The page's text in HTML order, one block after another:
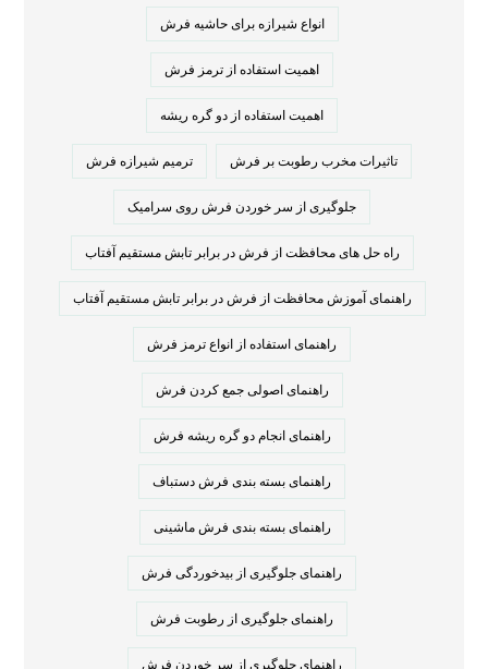
انواع شیرازه برای حاشیه فرش
اهمیت استفاده از ترمز فرش
اهمیت استفاده از دو گره ریشه
تاثیرات مخرب رطوبت بر فرش ترمیم شیرازه فرش
جلوگیری از سر خوردن فرش روی سرامیک
راه حل های محافظت از فرش در برابر تابش مستقیم آفتاب
راهنمای آموزش محافظت از فرش در برابر تابش مستقیم آفتاب
راهنمای استفاده از انواع ترمز فرش
راهنمای اصولی جمع کردن فرش
راهنمای انجام دو گره ریشه فرش
راهنمای بسته بندی فرش دستباف
راهنمای بسته بندی فرش ماشینی
راهنمای جلوگیری از بیدخوردگی فرش
راهنمای جلوگیری از رطوبت فرش
راهنمای جلوگیری از سر خوردن فرش